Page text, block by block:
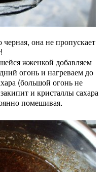
она не пропускает
жженкой добавляем
огонь и нагреваем до
(большой огонь не
и кристаллы сахара
помешивая.